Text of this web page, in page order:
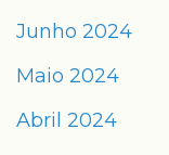
Junho 2024
Maio 2024
Abril 2024